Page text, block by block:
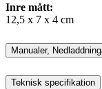
Inre mått:
12,5 x 7 x 4 cm
Manualer,
Teknisk specifikation